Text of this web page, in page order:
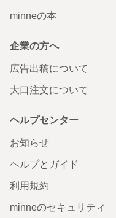
minneの本
企業の方へ
広告出稿について
大口注文について
ヘルプセンター
お知らせ
ヘルプとガイド
利用規約
minneのセキュリティ